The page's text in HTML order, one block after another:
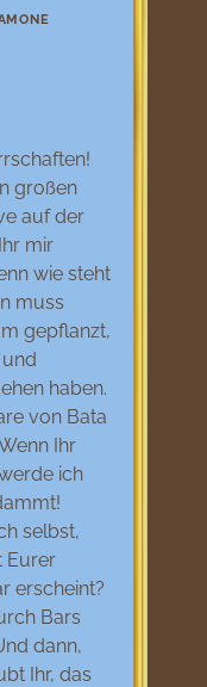
großen
auf der
mir
wie steht
muss
gepflanzt,
haben.
von Bata
Ihr
ich
selbst,
Eurer
erscheint?
Bars
dann,
Ihr, das